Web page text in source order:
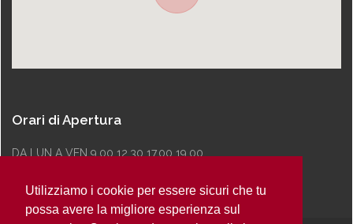
Utilizziamo i cookie per essere sicuri che tu
possa avere la migliore esperienza sul
Orari di Apertura
DA LUN A VEN 9.00 12.30 17.00 19.00